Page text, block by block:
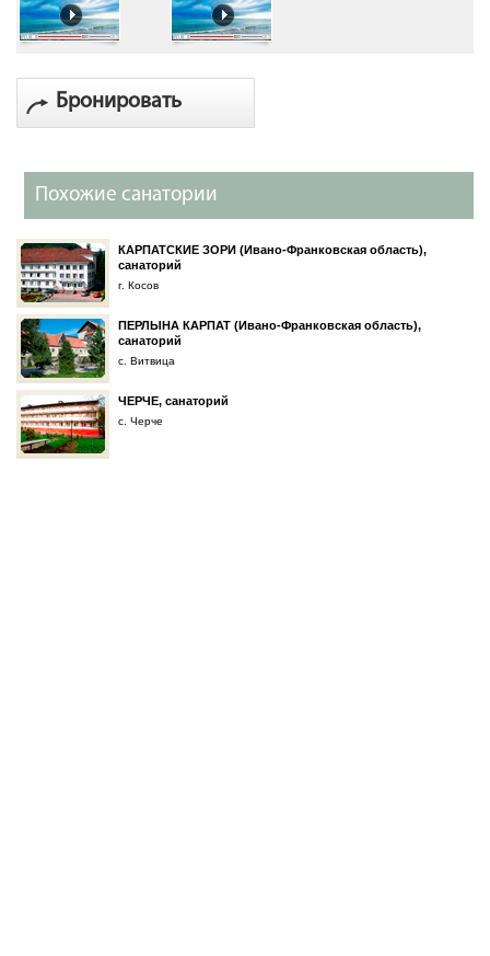
Бронировать
Похожие санатории
КАРПАТСКИЕ ЗОРИ (Ивано-Франковская область),
санаторий
г. Косов
ПЕРЛЫНА КАРПАТ (Ивано-Франковская область),
санаторий
с. Витвица
ЧЕРЧЕ, санаторий
с. Черче